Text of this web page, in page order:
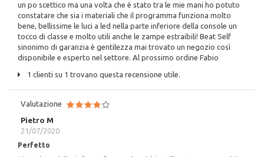
un po scettico ma una volta che è stato tra le mie mani ho potuto
constatare che sia i materiali che il programma funziona molto
bene, bellissime le luci a led nella parte inferiore della console un
tocco di classe e molto utili anche le zampe estraibili! Beat Self
sinonimo di garanzia è gentilezza mai trovato un negozio così
disponibile e esperto nel settore. Al prossimo ordine Fabio
1 clienti su 1 trovano questa recensione utile.
Valutazione
Pietro M
21/07/2020
Perfetto